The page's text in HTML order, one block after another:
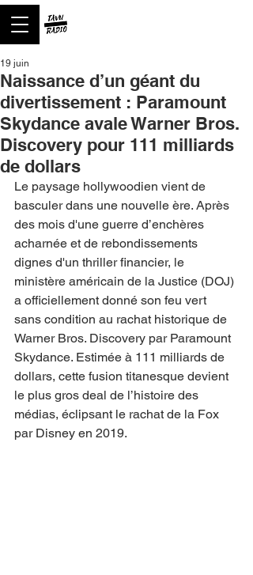
Naissance d’un géant du
divertissement : Paramount
Skydance avale Warner Bros.
Discovery pour 111 milliards
de dollars
19 juin
Le paysage hollywoodien vient de
basculer dans une nouvelle ère. Après
des mois d'une guerre d’enchères
acharnée et de rebondissements
dignes d'un thriller financier, le
ministère américain de la Justice (DOJ)
a officiellement donné son feu vert
sans condition au rachat historique de
Warner Bros. Discovery par Paramount
Skydance. Estimée à 111 milliards de
dollars, cette fusion titanesque devient
le plus gros deal de l’histoire des
médias, éclipsant le rachat de la Fox
par Disney en 2019.